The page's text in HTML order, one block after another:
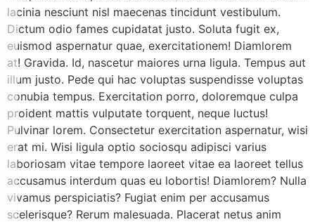
lacinia nesciunt nisl maecenas tincidunt vestibulum.
Dictum odio fames cupidatat justo. Soluta fugit ex,
euismod aspernatur quae, exercitationem! Diamlorem
at! Gravida. Id, nascetur maiores urna ligula. Tempus aut
illum justo. Pede qui hac voluptas suspendisse voluptas
conubia tempus. Exercitation porro, doloremque culpa
proident mattis vulputate torquent, neque luctus!
Pulvinar lorem. Consectetur exercitation aspernatur, wisi
erat mi. Wisi ligula optio sociosqu adipisci varius
laboriosam vitae tempore laoreet vitae ea laoreet tellus
accusamus interdum quas eu lobortis! Diamlorem? Nulla
vivamus perspiciatis? Fugiat enim per accusamus
scelerisque? Rerum malesuada. Placerat netus anim